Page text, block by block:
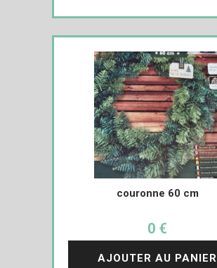
couronne 60 cm
0 €
AJOUTER AU PANIER